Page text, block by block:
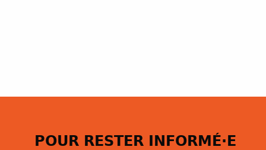
POUR RESTER INFORMÉ·E